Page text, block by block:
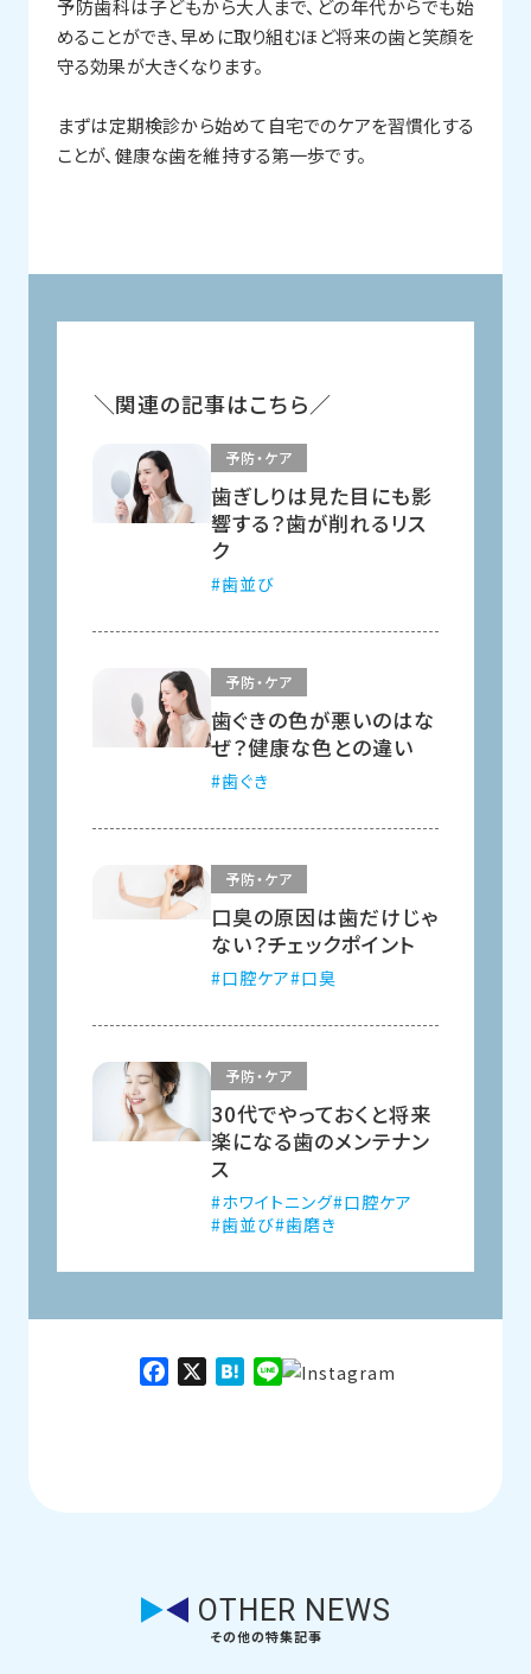
予防歯科は子どもから大人まで、どの年代からでも始
めることができ、早めに取り組むほど将来の歯と笑顔を
守る効果が大きくなります。
まずは定期検診から始めて自宅でのケアを習慣化する
ことが、健康な歯を維持する第一歩です。
関連の記事はこちら
予防・ケア
歯ぎしりは見た目にも影
響する？歯が削れるリス
ク
歯並び
予防・ケア
歯ぐきの色が悪いのはな
ぜ？健康な色との違い
歯ぐき
予防・ケア
口臭の原因は歯だけじゃ
ない？チェックポイント
口腔ケア 口臭
予防・ケア
30代でやっておくと将来
楽になる歯のメンテナン
ス
ホワイトニング 口腔ケア
歯並び 歯磨き
FacebookHatena
Line
OTHER NEWS
その他の特集記事